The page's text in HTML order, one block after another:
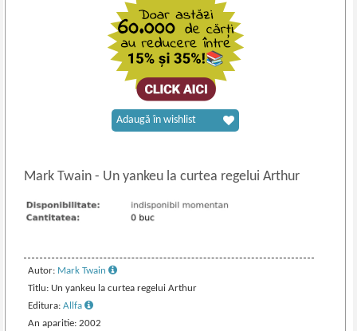
Mark Twain- Un yankeu la curtea regelui Arthur
Autor: Mark Twain
Titlu: Un yankeu la curtea regelui Arthur
Editura:Allfa
An aparitie: 2002
Adaugă în wishlist